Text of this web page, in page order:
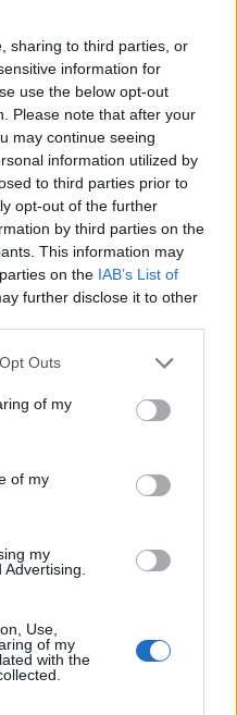
sharing to third parties, or
information for
use the below opt-out
Please note that after your
may continue seeing
information utilized by
to third parties prior to
opt-out of the further
by third parties on the
This information may
on the IAB’s List of
further disclose it to other
uses one or more Google
You may click to
and its third-party tags to
purposes in below Google
Outs
of my
of my
my
Use,
of my
with the
pieptan din
pene
Blanche
lei
- furnizor Josephine